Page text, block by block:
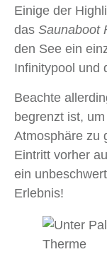
Einige der
das Saunaboot
den See ein
Infinitypool und
Beachte
begrenzt ist,
Atmosphäre zu
Eintritt vorher
ein
Erlebnis!